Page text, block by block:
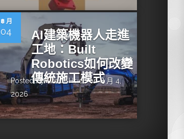
推論效能新境界
8 月
04
AI建築機器人走進
工地：Built
Robotics如何改變
傳統施工模式
Posted byGrace Hsiehon 8 月 4,
2026